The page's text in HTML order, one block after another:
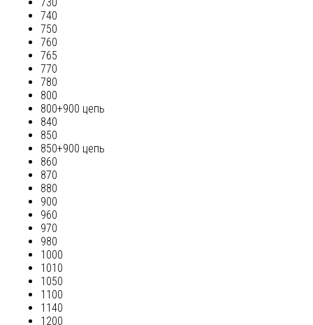
730
740
750
760
765
770
780
800
800+900 цепь
840
850
850+900 цепь
860
870
880
900
960
970
980
1000
1010
1050
1100
1140
1200